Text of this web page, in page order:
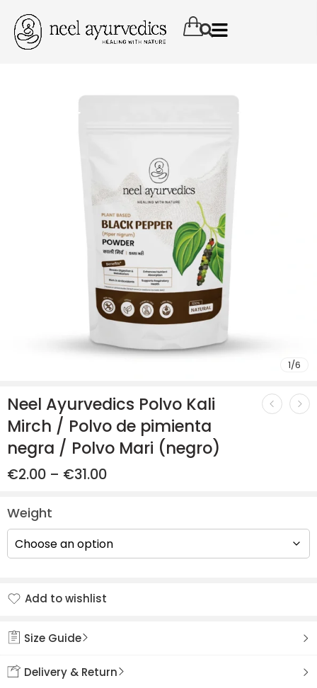
1/6
Neel Ayurvedics Polvo Kali
Mirch / Polvo de pimienta
negra / Polvo Mari (negro)
€2.00 – €31.00
Weight
Add to wishlist
Size Guide
Delivery & Return